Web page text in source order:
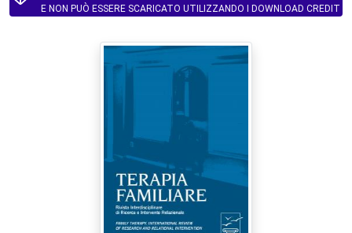
E NON PUÒ ESSERE SCARICATO UTILIZZANDO I DOWNLOAD CREDIT